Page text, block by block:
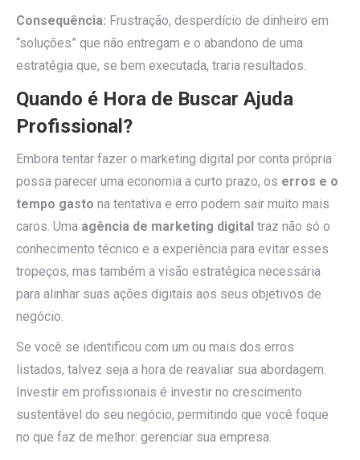
Consequência: Frustração, desperdício de dinheiro em
“soluções” que não entregam e o abandono de uma
estratégia que, se bem executada, traria resultados.
Quando é Hora de Buscar Ajuda
Profissional?
Embora tentar fazer o marketing digital por conta própria
possa parecer uma economia a curto prazo, os erros e o
tempo gasto na tentativa e erro podem sair muito mais
caros. Uma agência de marketing digital traz não só o
conhecimento técnico e a experiência para evitar esses
tropeços, mas também a visão estratégica necessária
para alinhar suas ações digitais aos seus objetivos de
negócio.
Se você se identificou com um ou mais dos erros
listados, talvez seja a hora de reavaliar sua abordagem.
Investir em profissionais é investir no crescimento
sustentável do seu negócio, permitindo que você foque
no que faz de melhor: gerenciar sua empresa.